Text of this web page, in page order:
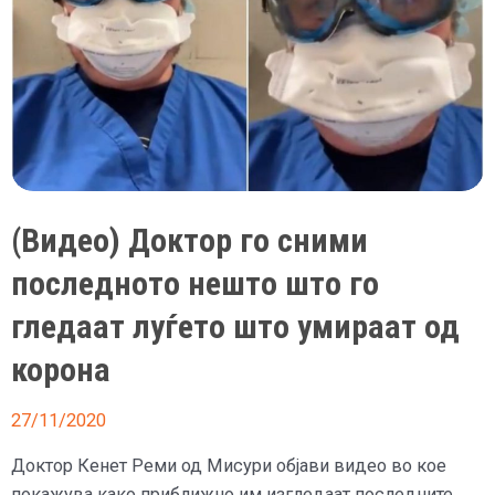
(Видео) Доктор го сними
последното нешто што го
гледаат луѓето што умираат од
корона
27/11/2020
Доктор Кенет Реми од Мисури објави видео во кое